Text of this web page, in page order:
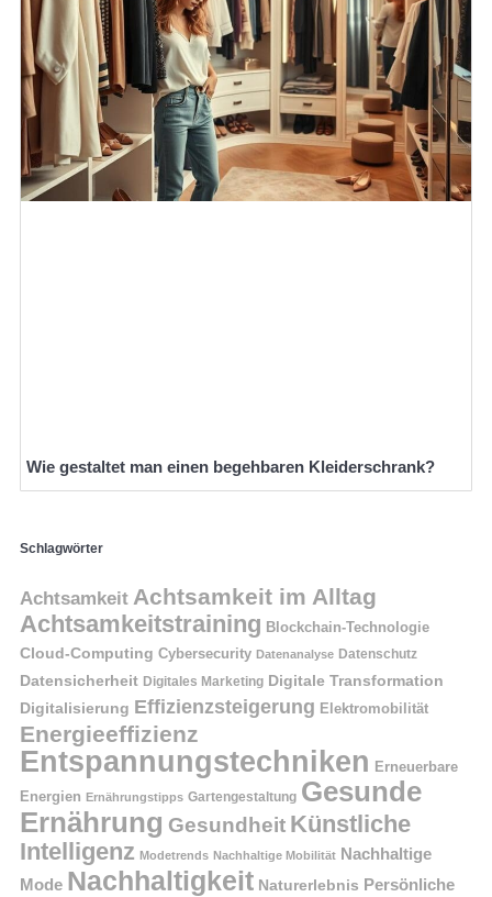
Wie gestaltet man einen begehbaren Kleiderschrank?
Schlagwörter
Achtsamkeit Achtsamkeit im Alltag
Achtsamkeitstraining Blockchain-Technologie
Cloud-Computing Cybersecurity Datenanalyse Datenschutz
Datensicherheit Digitales Marketing Digitale Transformation
Digitalisierung Effizienzsteigerung Elektromobilität
Energieeffizienz
Entspannungstechniken Erneuerbare
Energien Ernährungstipps Gartengestaltung Gesunde
Ernährung Gesundheit Künstliche
Intelligenz Modetrends Nachhaltige Mobilität Nachhaltige
Mode Nachhaltigkeit Naturerlebnis Persönliche